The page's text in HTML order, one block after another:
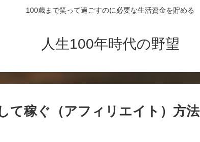
100歳まで笑って過ごすのに必要な生活資金を貯める
人生100年時代の野望
て稼ぐ（アフィリエイト）方法